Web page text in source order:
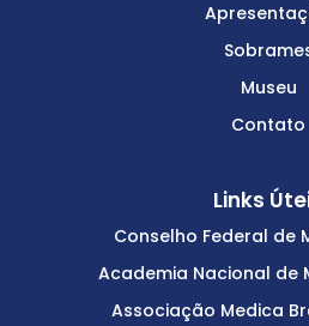
Museu
Contato
Links
Conselho Federal de
Academia Nacional de
Associação Medica